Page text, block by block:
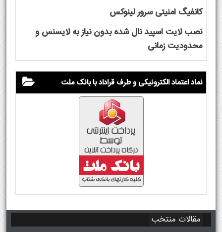
کانفیگ امنیتی سرور لینوکس
نصب لایت اسپید نال شده بدون نیاز به لایسنس و
محدودیت زمانی
نماد اعتماد الکترونیکی و طرف قراداد با بانک ملت
مقالات منتخب